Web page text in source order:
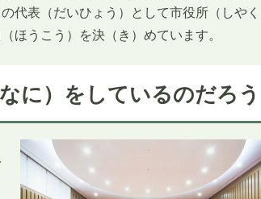
代表（だいひょう）として市役所（しやく
ほうこう）を決（き）めています。
に）をしているのだろう